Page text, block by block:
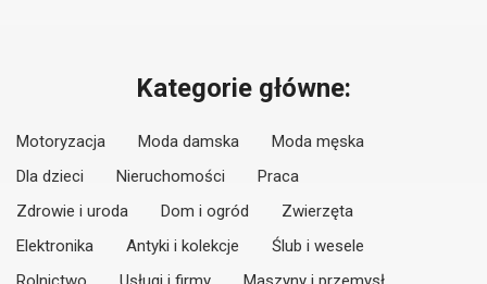
Kategorie główne:
Motoryzacja Moda damska
Moda męska
Dla dzieci
Nieruchomości
Praca
Zdrowie i uroda
Dom i ogród
Zwierzęta
Elektronika
Antyki i kolekcje
Ślub i wesele